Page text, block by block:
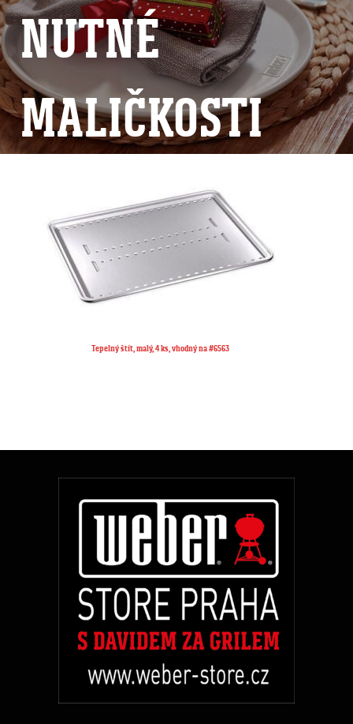
NUTNÉ
MALIČKOSTI
Tepelný rošt, malý, vhodný na grily Q™ 100/1000 série, vhodný na #6561